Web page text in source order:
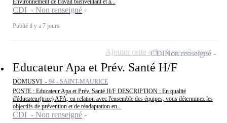
CDI - Non renseigné
Publié il y a 7 jours
Educateur Apa et Prév. Santé H/F
DOMUSVI - 94 - SAINT-MAURICE
POSTE : Educateur Apa et Prév. Santé H/F DESCRIPTION : En qualité
d'éducateur(trice) APA, en relation avec l'ensemble des équipes, vous déterminez les
objectifs de prévention et de réadaptation en...
CDI - Non renseigné
CDINon renseigné
Ajouter cette offre à ma sélection